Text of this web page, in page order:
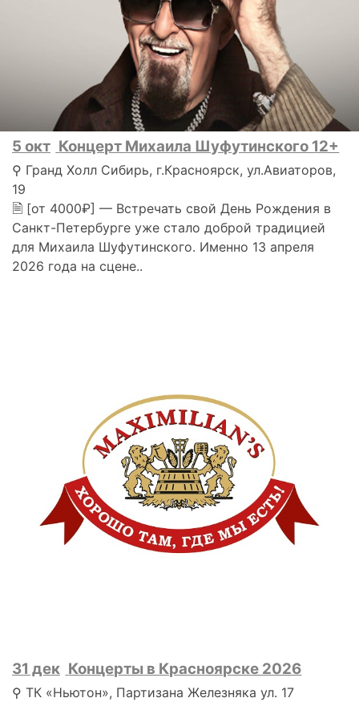
5 окт Концерт Михаила Шуфутинского 12+
⚲ Гранд Холл Сибирь, г.Красноярск, ул.Авиаторов,
19
🗎 [от 4000₽] — Встречать свой День Рождения в
Санкт-Петербурге уже стало доброй традицией
для Михаила Шуфутинского. Именно 13 апреля
2026 года на сцене..
31 дек Концерты в Красноярске 2026
⚲ ТК «Ньютон», Партизана Железняка ул. 17